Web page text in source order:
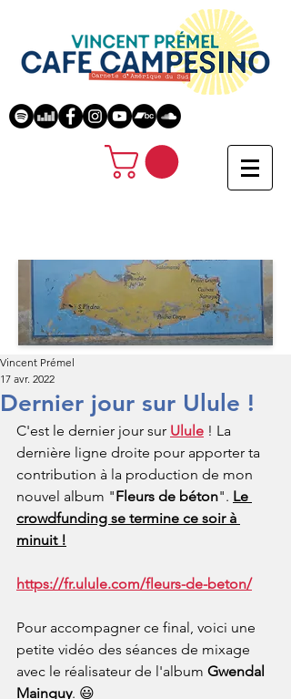
Dernier jour sur Ulule !
Vincent Prémel
17 avr. 2022
C'est le dernier jour sur Ulule ! La
dernière ligne droite pour apporter ta
contribution à la production de mon
nouvel album "Fleurs de béton". Le
crowdfunding se termine ce soir à
minuit !
https://fr.ulule.com/fleurs-de-beton/
Pour accompagner ce final, voici une
petite vidéo des séances de mixage
avec le réalisateur de l'album Gwendal
Mainguy. 😃